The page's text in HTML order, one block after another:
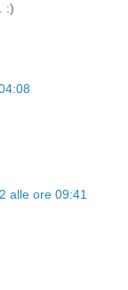
:)
alle ore 09:41